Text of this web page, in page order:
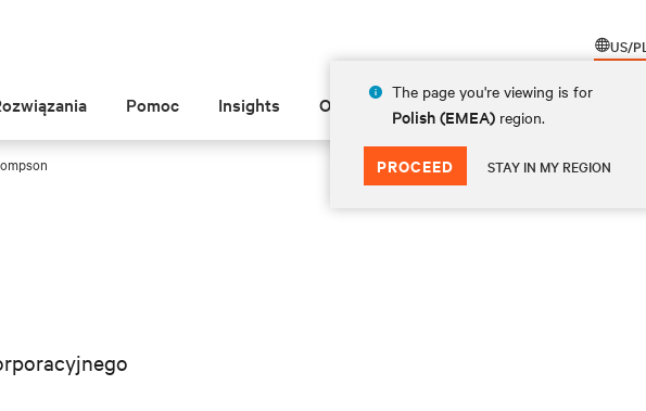
US/PL
The page you're viewing is for
Polish (EMEA) region.
PROCEED STAY IN MY REGION
Pomoc Insights O Vertiv